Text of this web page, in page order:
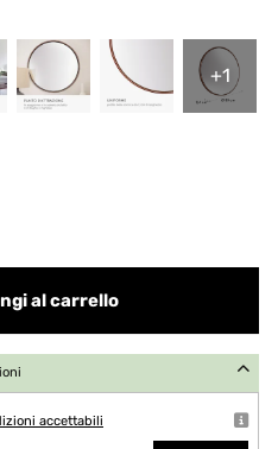
+1
al carrello
accettabili